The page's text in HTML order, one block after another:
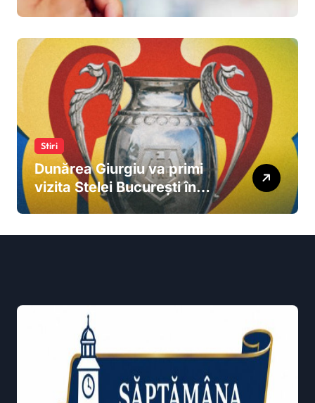
Stiri
Dunărea Giurgiu va primi
vizita Stelei București în
Turul 3 al Cupei României